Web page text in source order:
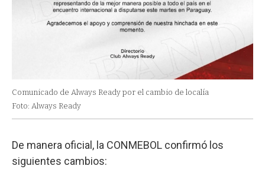
Comunicado de Always Ready por el cambio de localía
Foto: Always Ready
De manera oficial, la CONMEBOL confirmó los
siguientes cambios: